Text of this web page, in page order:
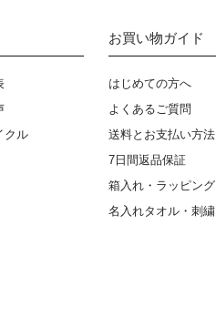
クル
お買い物ガイド
はじめての方へ
よくあるご質問
送料とお支払い方法
7日間返品保証
箱入れ・ラッピング
名入れタオル・刺繍